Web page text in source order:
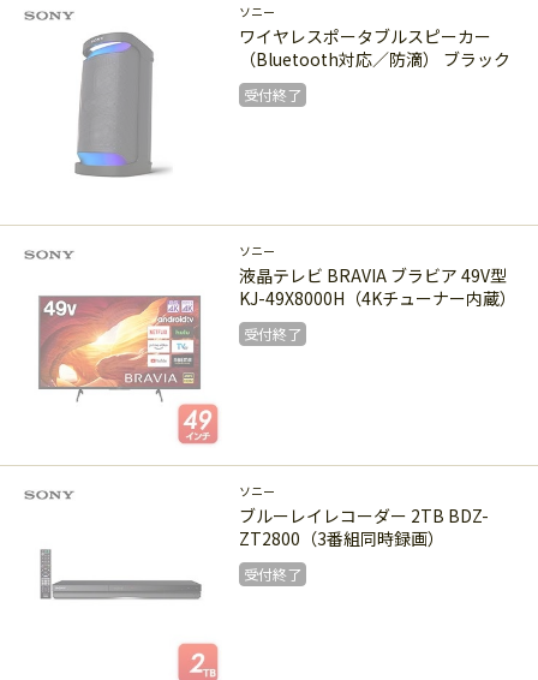
受付終了
ソニー
ワイヤレスポータブルスピーカー
（Bluetooth対応／防滴） ブラック
受付終了
受付終了
ソニー
液晶テレビ BRAVIA ブラビア 49V型
KJ-49X8000H（4Kチューナー内蔵）
受付終了
受付終了
ソニー
ブルーレイレコーダー 2TB BDZ-
ZT2800（3番組同時録画）
受付終了